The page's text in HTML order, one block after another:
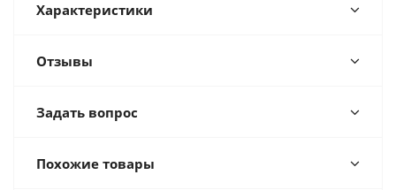
Характеристики
Отзывы
Задать вопрос
Похожие товары